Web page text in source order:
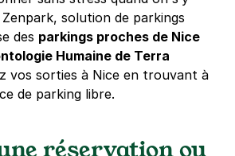
du Parc Impérial - Nice
1 rue Anatole France
Nice
4,8(113 avis)
96 €/semaine(tarifs dégressifs)
solution de parkings
des parkings proches de Nice
Humaine de Terra
vos sorties à Nice en trouvant à
de parking libre.
réservation ou